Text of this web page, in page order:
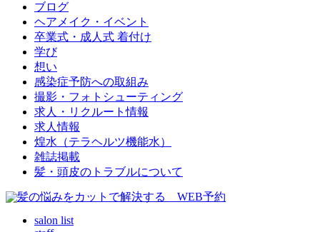
ブログ
ヘアメイク・イベント
卒業式・成人式 着付け
学び
想い
感染症予防への取組み
撮影・フォトシューティング
求人・リクルート情報
求人情報
煌水（テラヘルツ機能水）
雑誌掲載
髪・頭皮のトラブルについて
salon list